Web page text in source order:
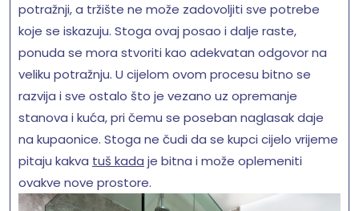
potražnji, a tržište ne može zadovoljiti sve potrebe
koje se iskazuju. Stoga ovaj posao i dalje raste,
ponuda se mora stvoriti kao adekvatan odgovor na
veliku potražnju. U cijelom ovom procesu bitno se
razvija i sve ostalo što je vezano uz opremanje
stanova i kuća, pri čemu se poseban naglasak daje
na kupaonice. Stoga ne čudi da se kupci cijelo vrijeme
pitaju kakva tuš kada je bitna i može oplemeniti
ovakve nove prostore.